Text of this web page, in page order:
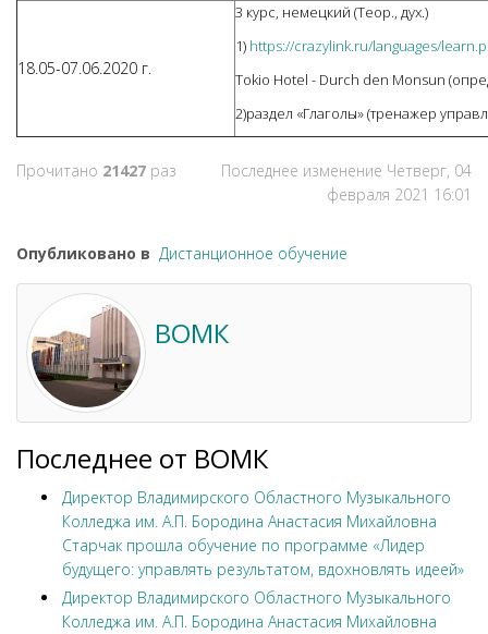
18.05-07.06.2020 г.
3 курс, немецкий (Теор., дух.)
1) https://crazylink.ru/languages/
Tokio Hotel - Durch den Monsun
2)раздел «Глаголы» (тренажер
Прочитано 21427 раз
Последнее изменение Четверг, 04
февраля 2021 16:01
Опубликовано в Дистанционное обучение
ВОМК
Последнее от ВОМК
Директор Владимирского Областного Музыкального
Колледжа им. А.П. Бородина Анастасия Михайловна
Старчак прошла обучение по программе «Лидер
будущего: управлять результатом, вдохновлять идеей»
Директор Владимирского Областного Музыкального
Колледжа им. А.П. Бородина Анастасия Михайловна